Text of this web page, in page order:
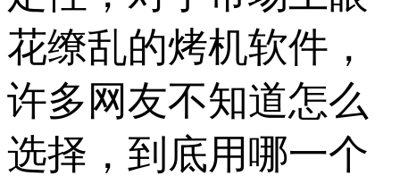
花缭乱的烤机软件，
许多网友不知道怎么
选择，到底用哪一个